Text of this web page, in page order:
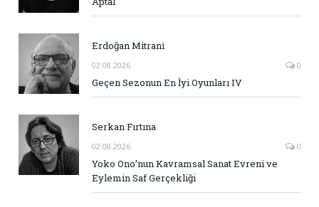
Erdoğan Mitrani
02.08.2026 0
Geçen Sezonun En İyi Oyunları IV
Serkan Fırtına
02.08.2026 0
Yoko Ono’nun Kavramsal Sanat Evreni ve
Eylemin Saf Gerçekliği